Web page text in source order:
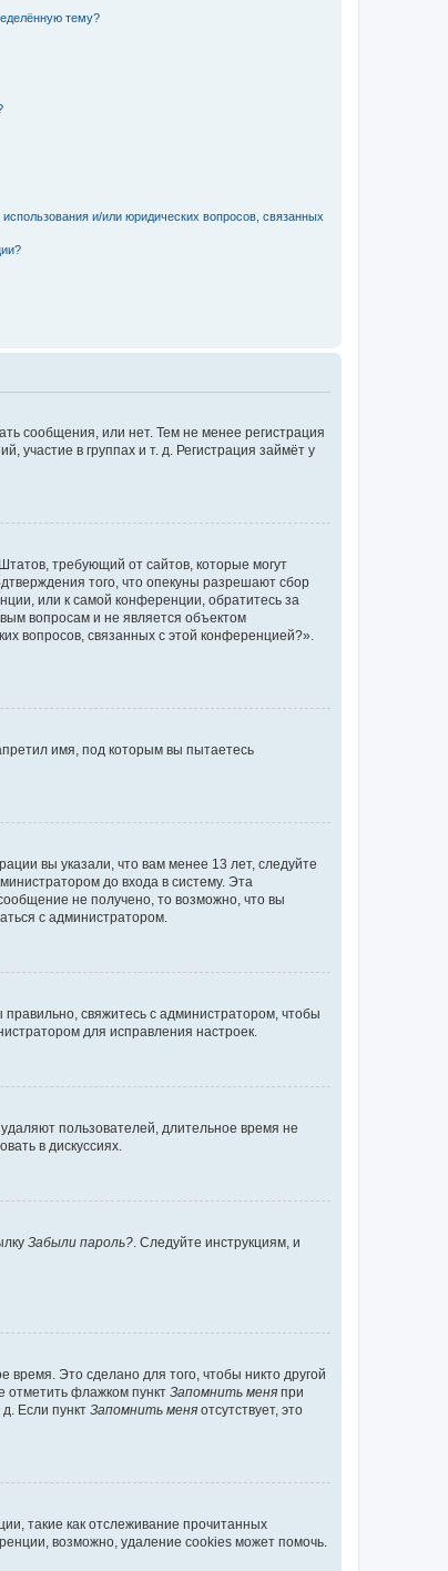
тему?
и/или юридических вопросов, связанных
сообщения, или нет. Тем не менее регистрация
в группах и т. д. Регистрация займёт у
требующий от сайтов, которые могут
того, что опекуны разрешают сбор
или к самой конференции, обратитесь за
вопросам и не является объектом
вопросов, связанных с этой конференцией?».
имя, под которым вы пытаетесь
вы указали, что вам менее 13 лет, следуйте
до входа в систему. Эта
не получено, то возможно, что вы
с администратором.
свяжитесь с администратором, чтобы
для исправления настроек.
пользователей, длительное время не
в дискуссиях.
Забыли пароль? . Следуйте инструкциям, и
время. Это сделано для того, чтобы никто другой
отметить флажком пункт Запомнить меня при
Если пункт Запомнить меня отсутствует, это
такие как отслеживание прочитанных
возможно, удаление cookies может помочь.